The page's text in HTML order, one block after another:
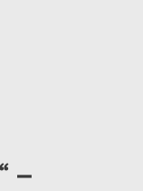
–